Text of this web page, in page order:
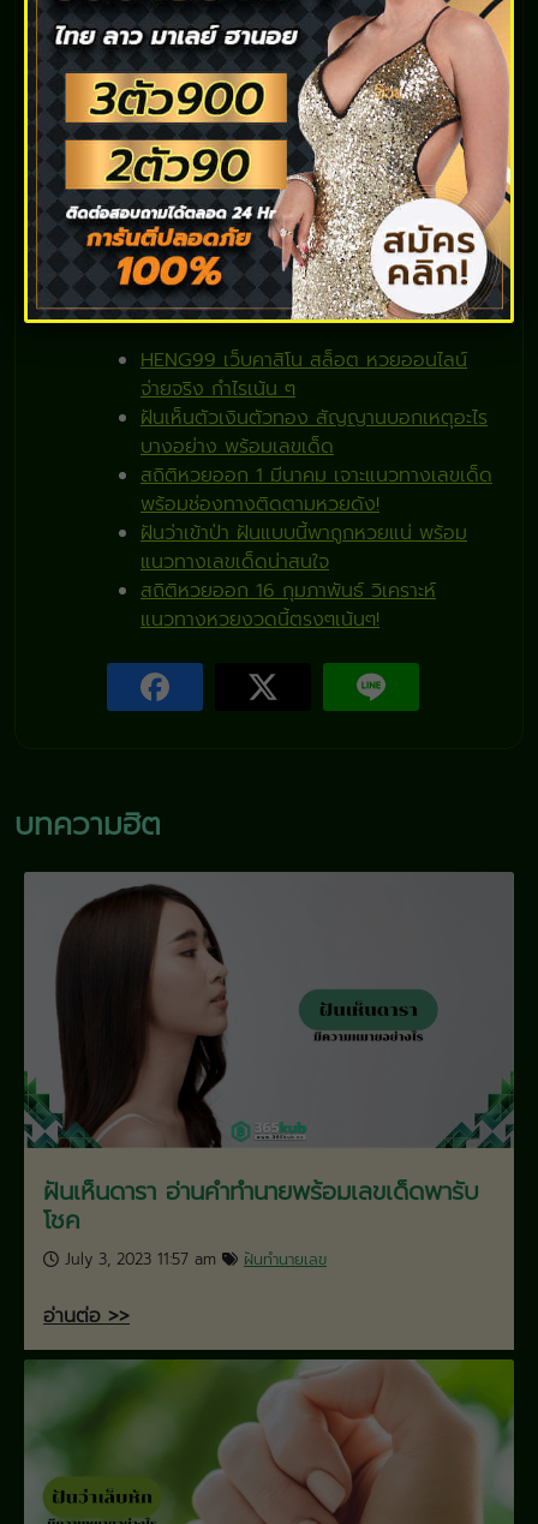
สรุป
ผีกระสือเป็นสิ่งลี้ลับที่ยังไม่สามารถให้คำตอบได้ว่ามีจริง
หรือไม่ เพียงแต่เป็นความเชื่อโบราณที่เล่าสู่กันฟัง ส่วน
ใครที่พบเห็นผีกระสือในความฝัน อย่าพึ่งขวัญเสียกันไป
ก่อน เพราะในคำทำนายนั้นกล่าวไว้ว่าจะร้ำรวยมั่งคั่ง ใครที่
ฝันแบบนี้มีดวงในการเสี่ยงโชค ถ้าใครอยากลองเล่นหวย
เริ่มต้นง่ายๆที่เว็บruay,เว็บเศรษฐีหรือLOTTOUP
เพราะใช้เงินไม่สูงเท่าการซื้อลอตเตอรี่หลายๆใบ
บทความแนะนำ
HENG99 เว็บคาสิโน สล็อต หวยออนไลน์
จ่ายจริง กำไรเน้น ๆ
ฝันเห็นตัวเงินตัวทอง สัญญานบอกเหตุอะไร
บางอย่าง พร้อมเลขเด็ด
สถิติหวยออก 1 มีนาคม เจาะแนวทางเลขเด็ด
พร้อมช่องทางติดตามหวยดัง!
ฝันว่าเข้าป่า ฝันแบบนี้พาถูกหวยแน่ พร้อม
แนวทางเลขเด็ดน่าสนใจ
สถิติหวยออก 16 กุมภาพันธ์ วิเคราะห์
แนวทางหวยงวดนี้ตรงๆเน้นๆ!
บทความฮิต
ฝันเห็นดารา อ่านคำทำนายพร้อมเลขเด็ดพารับ
โชค
July 3, 2023 11:57 am ฝันทำนายเลข
อ่านต่อ >>